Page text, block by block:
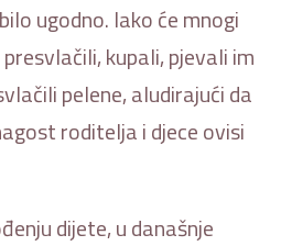
ugodno. Iako će mnogi
kupali, pjevali im
pelene, aludirajući da
roditelja i djece ovisi
dijete, u današnje